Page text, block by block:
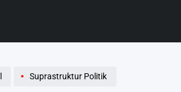
Suprastruktur Politik